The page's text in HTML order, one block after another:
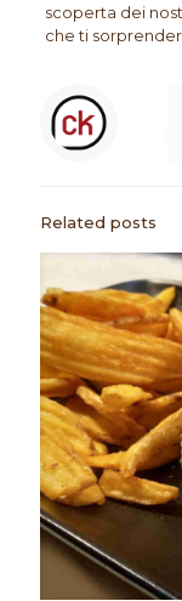
scoperta dei
che ti
Related posts